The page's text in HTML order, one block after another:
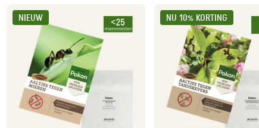
NIEUW NU 10% KORTING